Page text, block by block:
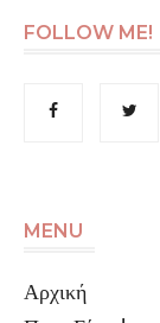
FOLLOW ME!
MENU
Αρχική